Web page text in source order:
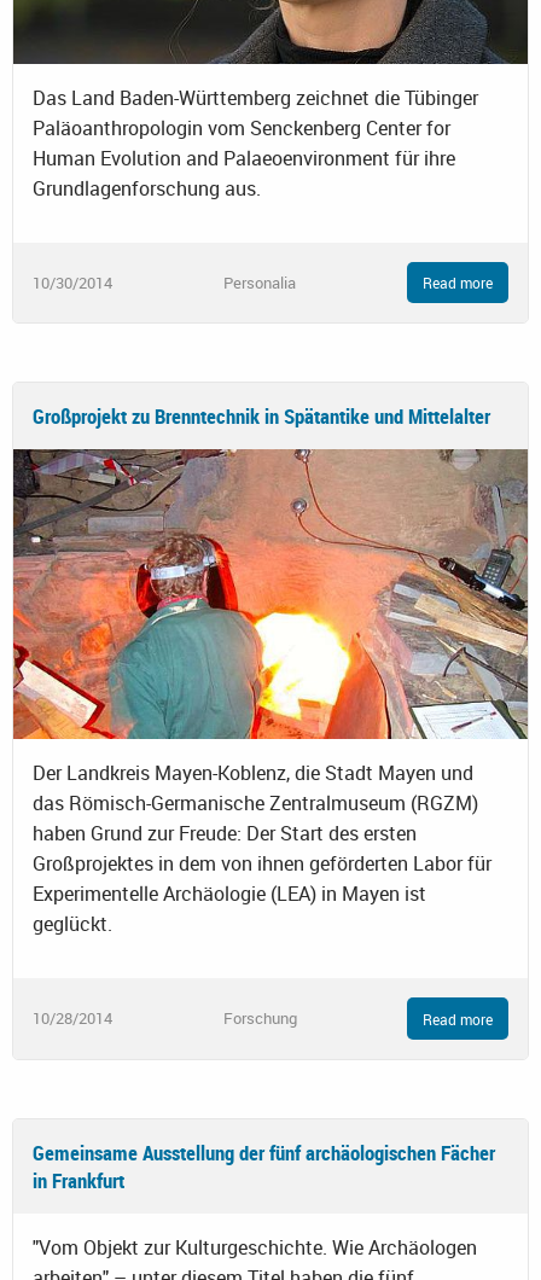
Das Land Baden-Württemberg zeichnet die Tübinger
Paläoanthropologin vom Senckenberg Center for
Human Evolution and Palaeoenvironment für ihre
Grundlagenforschung aus.
10/30/2014 Personalia Read more
Großprojekt zu Brenntechnik in Spätantike und Mittelalter
Der Landkreis Mayen-Koblenz, die Stadt Mayen und
das Römisch-Germanische Zentralmuseum (RGZM)
haben Grund zur Freude: Der Start des ersten
Großprojektes in dem von ihnen geförderten Labor für
Experimentelle Archäologie (LEA) in Mayen ist
geglückt.
10/28/2014 Forschung Read more
Gemeinsame Ausstellung der fünf archäologischen Fächer
in Frankfurt
"Vom Objekt zur Kulturgeschichte. Wie Archäologen